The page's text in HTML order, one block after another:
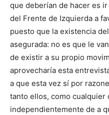
que deberían de hacer es
del Frente de Izquierda a
puesto que la existencia
asegurada: no es que le
de existir a su propio
aprovecharía esta
a que esta vez sí por
tanto ellos, como cualquier
independientemente de a